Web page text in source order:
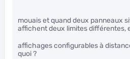
mouais et quand deux panneaux
affichent deux limites différentes,
affichages configurables à
quoi ?